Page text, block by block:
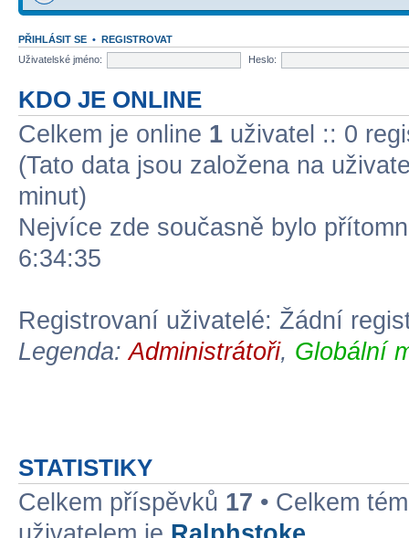
PŘIHLÁSIT SE • REGISTROVAT
Uživatelské jméno:
Heslo:
KDO JE ONLINE
Celkem je online 1 uživatel :: 0
(Tato data jsou založena na
minut)
Nejvíce zde současně bylo
6:34:35
Registrovaní uživatelé: Žádní
Legenda:Administrátoři, Globální
STATISTIKY
Celkem příspěvků 17 • Celkem